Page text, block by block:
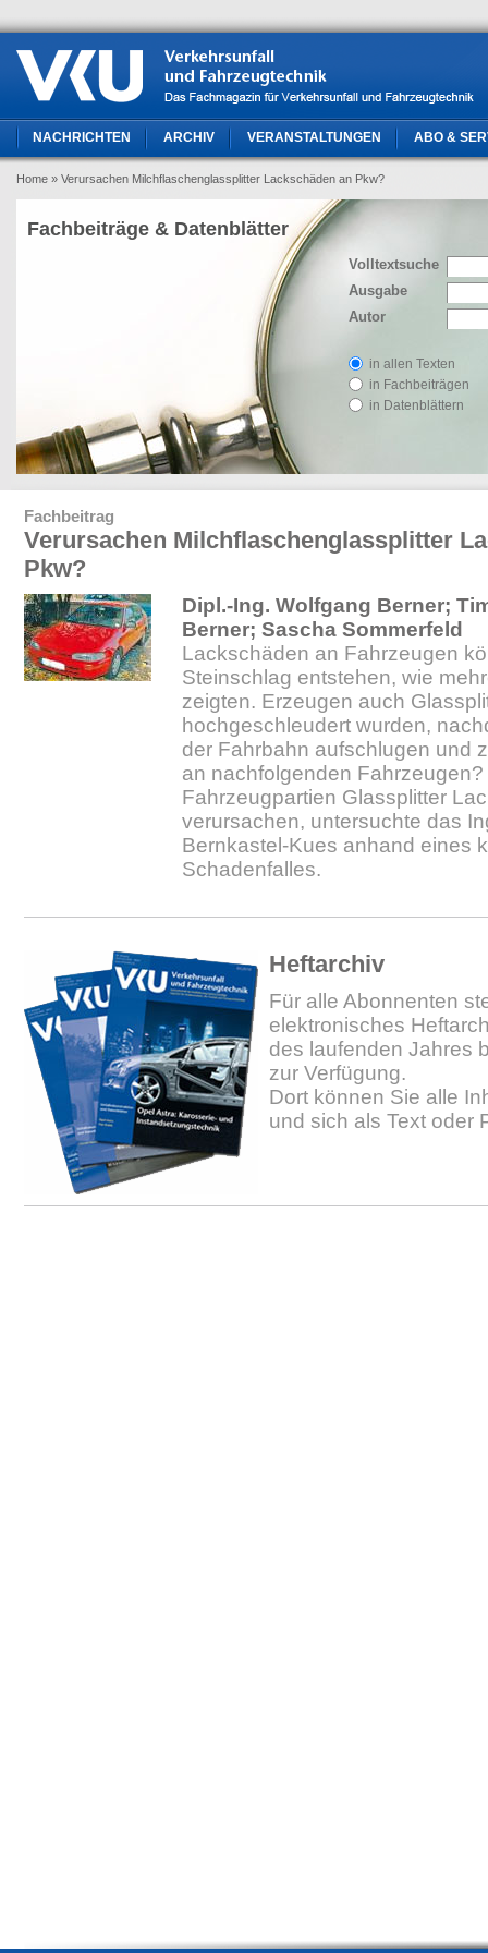
NACHRICHTEN ARCHIV VERANSTALTUNGEN ABO &
Home » Verursachen Milchflaschenglassplitter Lackschäden an Pkw?
Volltextsuche
Ausgabe
Autor
in allen Texten
in Fachbeiträgen
in Datenblättern
Fachbeiträge & Datenblätter
Fachbeitrag
Verursachen Milchflaschenglassplitter
Pkw?
Dipl.-Ing. Wolfgang Berner;
Berner; Sascha Sommerfeld
Lackschäden an Fahrzeugen
Steinschlag entstehen, wie
zeigten. Erzeugen auch
hochgeschleudert wurden,
der Fahrbahn aufschlugen und
an nachfolgenden
Fahrzeugpartien Glassplitter
verursachen, untersuchte das
Bernkastel-Kues anhand eines
Schadenfalles.
Heftarchiv
Für alle Abonnenten
elektronisches
des laufenden Jahres
zur Verfügung.
Dort können Sie alle
und sich als Text oder